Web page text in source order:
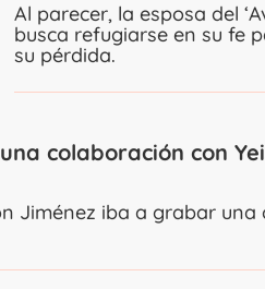
Al parecer, la esposa del
busca refugiarse en su fe
su pérdida.
colaboración con
Jiménez iba a grabar una